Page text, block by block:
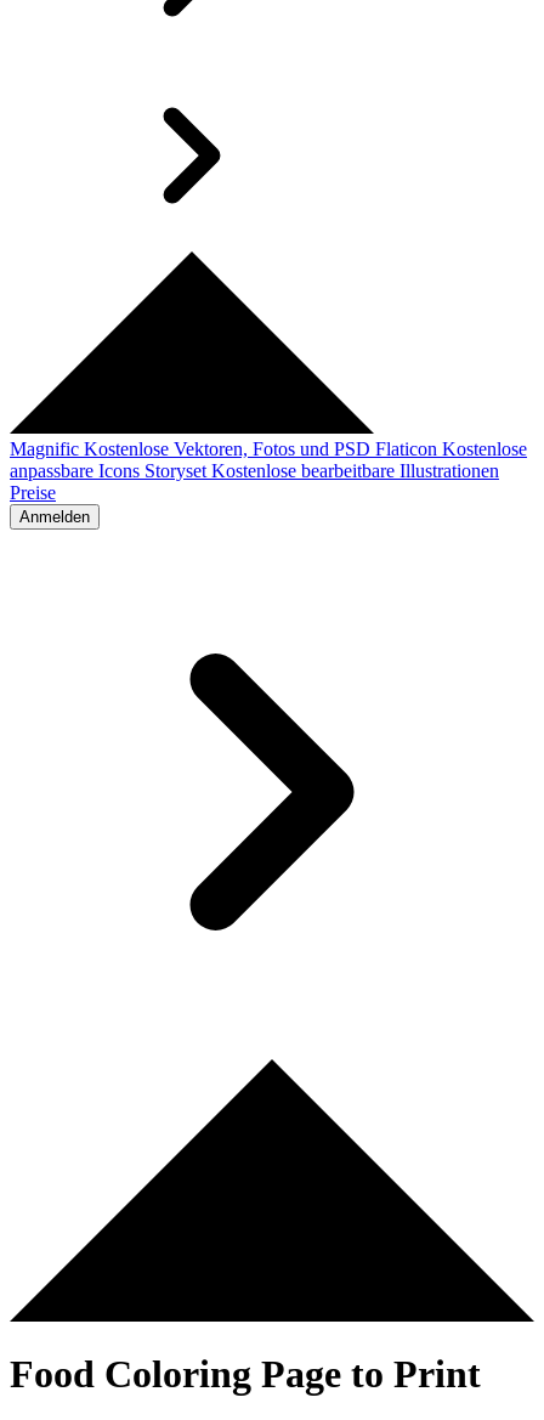
Magnific Kostenlose Vektoren, Fotos und PSD Flaticon Kostenlose
anpassbare Icons Storyset Kostenlose bearbeitbare Illustrationen
Preise
Anmelden
Food Coloring Page to Print